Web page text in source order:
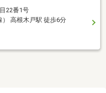
22番1号
高根木戸駅 徒歩6分